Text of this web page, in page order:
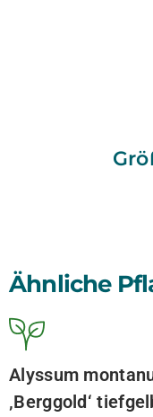
Ähnliche
Alyssum
‚Berggold‘